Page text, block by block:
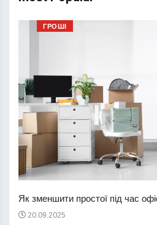
ГРОШІ
Як зменшити простої під час
20.09.2025